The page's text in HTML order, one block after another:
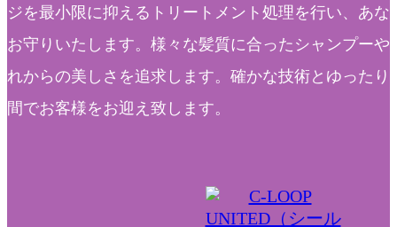
ジを最小限に抑えるトリートメント処理を行い、あな
お守りいたします。様々な髪質に合ったシャンプーや
れからの美しさを追求します。確かな技術とゆったり
間でお客様をお迎え致します。